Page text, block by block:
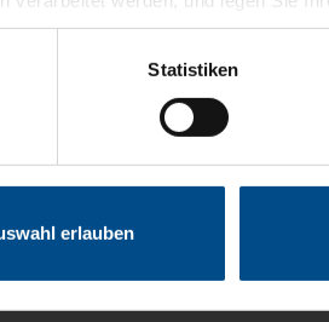
Funktionen für soziale
und Analysen weiter. Unsere
Statistiken
erlauben